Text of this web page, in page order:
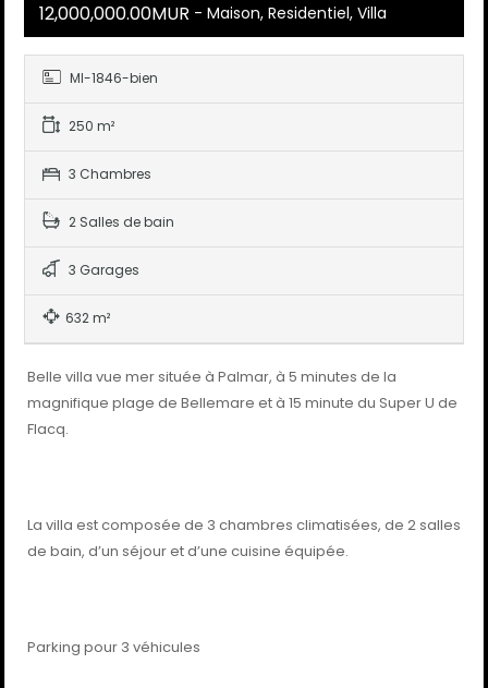
12,000,000.00MUR - Maison, Residentiel, Villa
MI-1846-bien
250 m²
3 Chambres
2 Salles de bain
3 Garages
632 m²
Belle villa vue mer située à Palmar, à 5 minutes de la
magnifique plage de Bellemare et à 15 minute du Super U de
Flacq.
La villa est composée de 3 chambres climatisées, de 2 salles
de bain, d’un séjour et d’une cuisine équipée.
Parking pour 3 véhicules